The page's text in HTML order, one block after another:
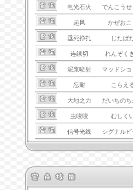
电光石火 でんこう
起风 かぜお
垂死挣扎 じたば
连续切 れんぞく
泥浆喷射 マッドシ
忍耐 こらえ
大地之力 だいちの
虫咬咬 むしく
信号光线 シグナル